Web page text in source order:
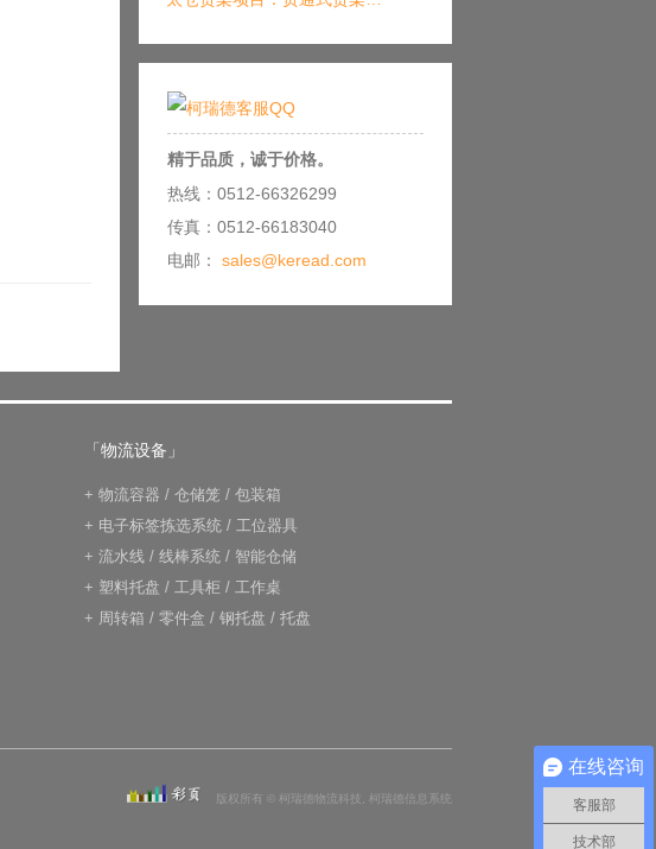
精于品质，诚于价格。
热线：0512-66326299
传真：0512-66183040
电邮： sales@keread.com
「物流设备」
+ 物流容器 / 仓储笼 / 包装箱
+ 电子标签拣选系统 / 工位器具
+ 流水线 / 线棒系统 / 智能仓储
+ 塑料托盘 / 工具柜 / 工作桌
+ 周转箱 / 零件盒 / 钢托盘 / 托盘
版权所有 © 柯瑞德物流科技, 柯瑞德信息系统
在线咨询
客服部
技术部